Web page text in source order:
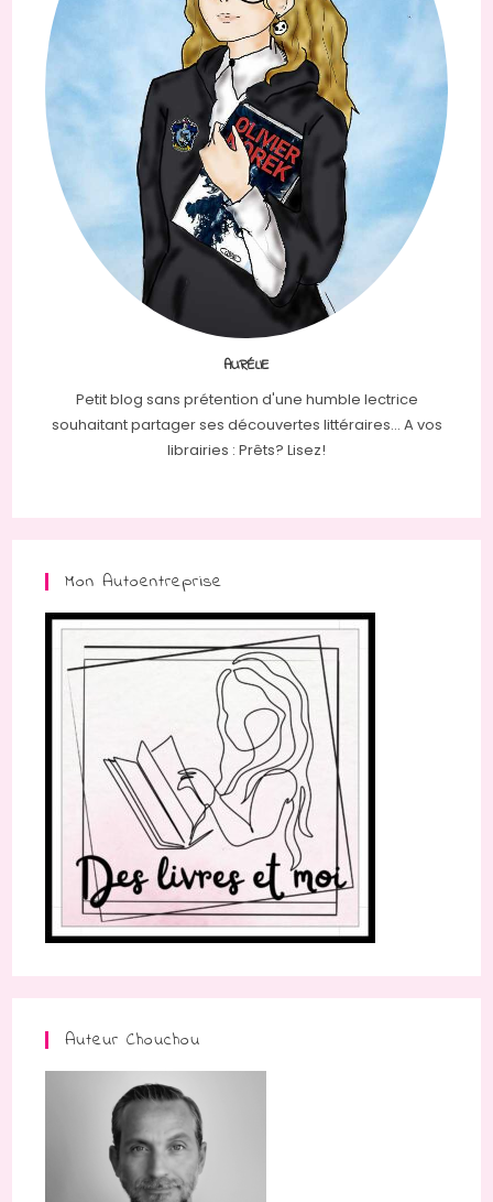
AURÉLIE
Petit blog sans prétention d'une humble lectrice
souhaitant partager ses découvertes littéraires... A vos
librairies : Prêts? Lisez!
Mon Autoentreprise
Auteur Chouchou